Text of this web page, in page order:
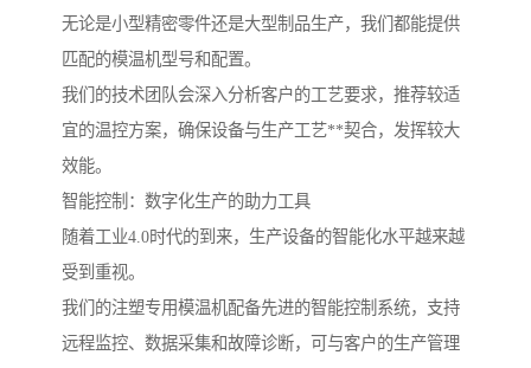
无论是小型精密零件还是大型制品生产，我们都能提供
匹配的模温机型号和配置。
我们的技术团队会深入分析客户的工艺要求，推荐较适
宜的温控方案，确保设备与生产工艺**契合，发挥较大
效能。
智能控制：数字化生产的助力工具
随着工业4.0时代的到来，生产设备的智能化水平越来越
受到重视。
我们的注塑专用模温机配备先进的智能控制系统，支持
远程监控、数据采集和故障诊断，可与客户的生产管理